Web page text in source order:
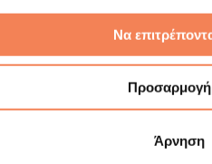
Να
Προσαρμογή
Άρνηση